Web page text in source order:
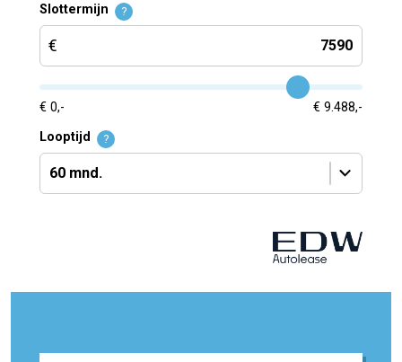
Slottermijn
?
€ 0,-
€ 9.488,-
Looptijd
?